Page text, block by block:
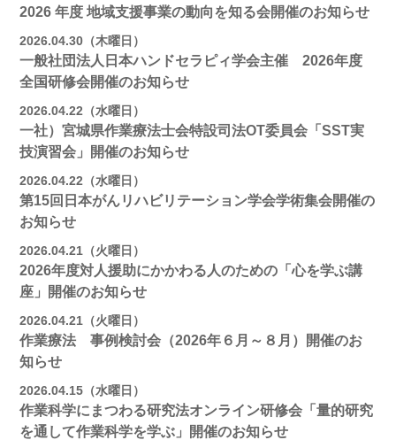
2026 年度 地域支援事業の動向を知る会開催のお知らせ
2026.04.30（木曜日）
一般社団法人日本ハンドセラピィ学会主催 2026年度
全国研修会開催のお知らせ
2026.04.22（水曜日）
一社）宮城県作業療法士会特設司法OT委員会「SST実
技演習会」開催のお知らせ
2026.04.22（水曜日）
第15回日本がんリハビリテーション学会学術集会開催の
お知らせ
2026.04.21（火曜日）
2026年度対人援助にかかわる人のための「心を学ぶ講
座」開催のお知らせ
2026.04.21（火曜日）
作業療法 事例検討会（2026年６月～８月）開催のお
知らせ
2026.04.15（水曜日）
作業科学にまつわる研究法オンライン研修会「量的研究
を通して作業科学を学ぶ」開催のお知らせ